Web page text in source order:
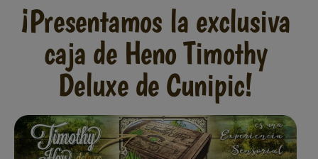
¡Presentamos la exclusiva
caja de Heno Timothy
Deluxe de Cunipic!